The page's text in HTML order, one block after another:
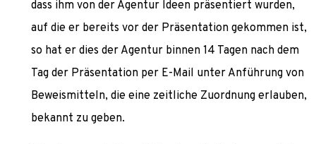
dass ihm von der Agentur Ideen präsentiert wurden,
auf die er bereits vor der Präsentation gekommen ist,
so hat er dies der Agentur binnen 14 Tagen nach dem
Tag der Präsentation per E-Mail unter Anführung von
Beweismitteln, die eine zeitliche Zuordnung erlauben,
bekannt zu geben.